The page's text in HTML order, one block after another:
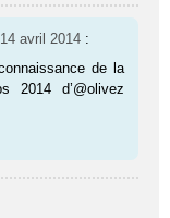
avril 2014 :
de la
2014 d’@olivez